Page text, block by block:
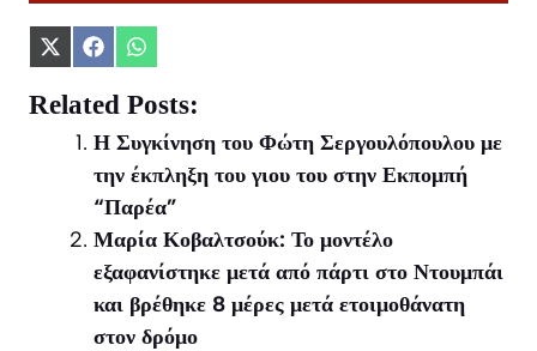
Share
X
(Twitter)
Share
Facebook
Share
WhatsApp
Related Posts:
Η Συγκίνηση του Φώτη Σεργουλόπουλου με
την έκπληξη του γιου του στην Εκπομπή
“Παρέα”
Μαρία Κοβαλτσούκ: Το μοντέλο
εξαφανίστηκε μετά από πάρτι στο Ντουμπάι
και βρέθηκε 8 μέρες μετά ετοιμοθάνατη
στον δρόμο